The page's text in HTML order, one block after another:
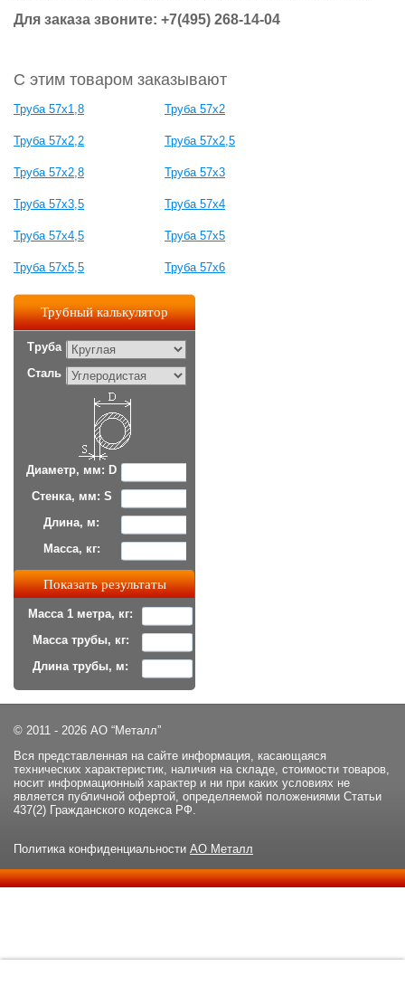
Для заказа звоните: +7(495) 268-14-04
С этим товаром заказывают
Труба 57x1,8 Труба 57x2
Труба 57x2,2 Труба 57x2,5
Труба 57x2,8 Труба 57x3
Труба 57x3,5 Труба 57x4
Труба 57x4,5 Труба 57x5
Труба 57x5,5 Труба 57x6
Трубный калькулятор
Труба
Сталь
Диаметр, мм: D
Стенка, мм: S
Длина, м:
Масса, кг:
Масса 1 метра, кг:
Масса трубы, кг:
Длина трубы, м:
© 2011 - 2026 АО “Металл”
Вся представленная на сайте информация, касающаяся
технических характеристик, наличия на складе, стоимости товаров,
носит информационный характер и ни при каких условиях не
является публичной офертой, определяемой положениями Статьи
437(2) Гражданского кодекса РФ.
Политика конфиденциальности АО Металл